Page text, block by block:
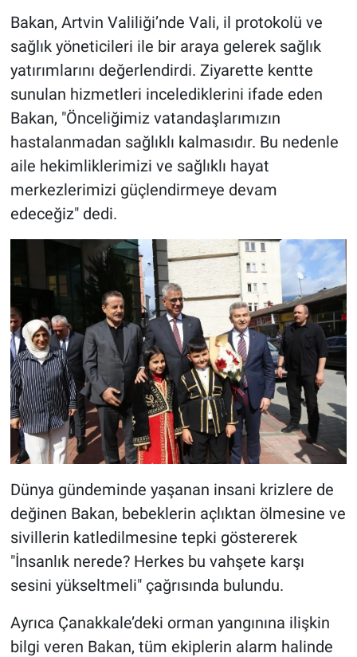
Bakan, Artvin Valiliği’nde Vali, il protokolü ve
sağlık yöneticileri ile bir araya gelerek sağlık
yatırımlarını değerlendirdi. Ziyarette kentte
sunulan hizmetleri incelediklerini ifade eden
Bakan, "Önceliğimiz vatandaşlarımızın
hastalanmadan sağlıklı kalmasıdır. Bu nedenle
aile hekimliklerimizi ve sağlıklı hayat
merkezlerimizi güçlendirmeye devam
edeceğiz" dedi.
Dünya gündeminde yaşanan insani krizlere de
değinen Bakan, bebeklerin açlıktan ölmesine ve
sivillerin katledilmesine tepki göstererek
"İnsanlık nerede? Herkes bu vahşete karşı
sesini yükseltmeli" çağrısında bulundu.
Ayrıca Çanakkale’deki orman yangınına ilişkin
bilgi veren Bakan, tüm ekiplerin alarm halinde